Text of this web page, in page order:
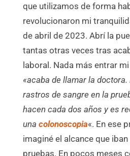
que utilizamos de forma
revolucionaron mi
de abril de 2023. Abrí la
tantas otras veces tras
laboral. Nada más entrar
«acaba de llamar la
rastros de sangre en la
hacen cada dos años y es
una colonoscopia«. En ese
imaginé el alcance que
pruebas. En pocos meses